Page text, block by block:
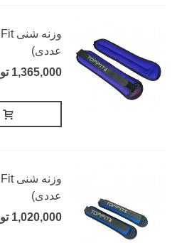
عددی)
1,365,000 تومان
عددی)
1,020,000 تومان